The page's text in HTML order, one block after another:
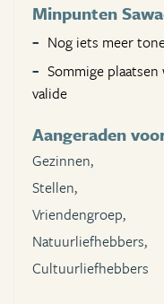
Minpunten
Nog iets meer
Sommige
valide
Aangeraden
Gezinnen,
Stellen,
Vriendengroep,
Natuurliefhebbers,
Cultuurliefhebbers